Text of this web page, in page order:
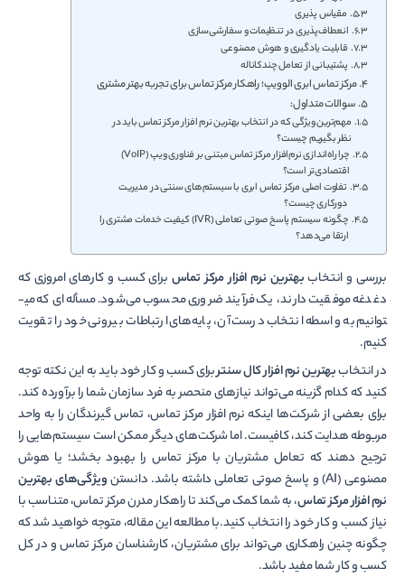
مقیاس پذیری
انعطاف‌پذیری در تنظیمات و سفارشی‌سازی
قابلیت یادگیری و هوش مصنوعی
پشتیبانی از تعامل چندکاناله
مرکز تماس ابری الوویپ؛ راهکار مرکز تماس برای تجربه بهتر مشتری
سوالات متداول:
مهم‌ترین ویژگی که در انتخاب بهترین نرم افزار مرکز تماس باید در
نظر بگیریم چیست؟
چرا راه‌اندازی نرم‌افزار مرکز تماس مبتنی بر فناوری ویپ (VoIP)
اقتصادی‌تر است؟
تفاوت اصلی مرکز تماس ابری با سیستم‌های سنتی در مدیریت
دورکاری چیست‌؟
چگونه سیستم پاسخ صوتی تعاملی (IVR) کیفیت خدمات مشتری را
ارتقا می‌دهد؟
بررسی و انتخاببهترین نرم افزار مرکز تماس برای کسب و کارهای امروزی که
دغدغه موفقیت دارند، یک فرآیند ضروری محسوب می‌شود. مسأله­‌ای که می­
توانیم به واسطه انتخاب درست آن، پایه‌های ارتباطات بیرونی خود را تقویت
کنیم.
در انتخاببهترین نرم افزار کال سنتربرای کسب و کار خود باید به این نکته توجه
کنید که کدام گزینه می‌تواند نیازهای منحصر به فرد سازمان شما را برآورده کند.
برای بعضی از شرکت‌­ها این­که نرم افزار مرکز تماس، تماس گیرندگان را به واحد
مربوطه هدایت کند، کافیست. اما شرکت­‌های دیگر ممکن است سیستم‌هایی را
ترجیح دهند که تعامل مشتریان با مرکز تماس را بهبود بخشد؛ یا هوش
مصنوعی (AI) و پاسخ صوتی تعاملی داشته باشد. دانستن
ویژگی‌های بهترین
نرم افزار مرکز تماس، به شما کمک می­‌کند تا راهکار مدرن مرکز تماس، متناسب با
نیاز کسب و کار خود را انتخاب کنید.با مطالعه این مقاله، متوجه خواهید شد که
چگونه چنین راهکاری می­‌تواند برای مشتریان، کارشناسان مرکز تماس و در کل
کسب و کار شما مفید باشد.